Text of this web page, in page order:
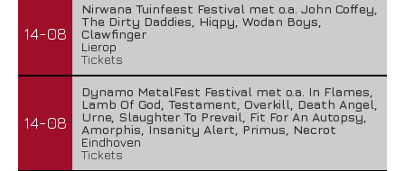
14-08
Nirwana Tuinfeest Festival met o.a. John Coffey,
The Dirty Daddies, Hiqpy, Wodan Boys,
Clawfinger
Lierop
Tickets
14-08
Dynamo MetalFest Festival met o.a. In Flames,
Lamb Of God, Testament, Overkill, Death Angel,
Urne, Slaughter To Prevail, Fit For An Autopsy,
Amorphis, Insanity Alert, Primus, Necrot
Eindhoven
Tickets